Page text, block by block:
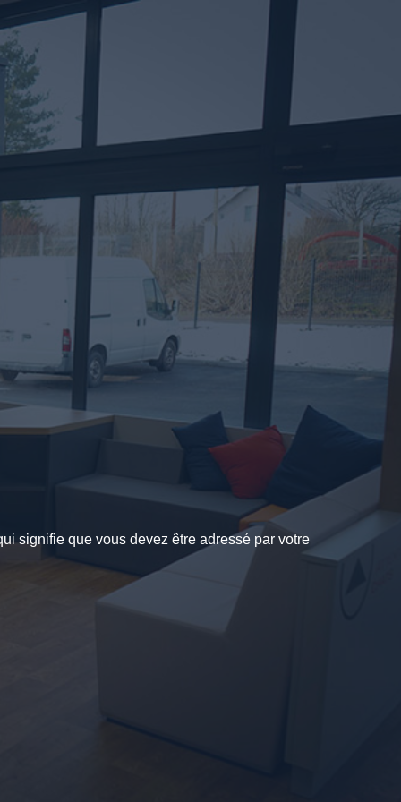
signifie que vous devez être adressé par votre